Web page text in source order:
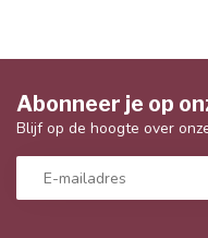
Abonneer je op
Blijf op de hoogte over